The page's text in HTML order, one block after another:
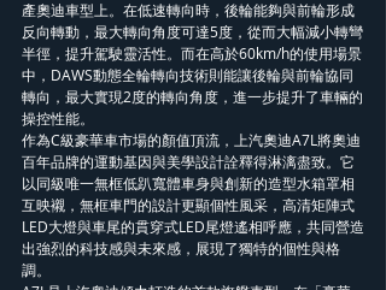
產奧迪車型上。在低速轉向時，後輪能夠與前輪形成
反向轉動，最大轉向角度可達5度，從而大幅減小轉彎
半徑，提升駕駛靈活性。而在高於60km/h的使用場景
中，DAWS動態全輪轉向技術則能讓後輪與前輪協同
轉向，最大實現2度的轉向角度，進一步提升了車輛的
操控性能。
作為C級豪華車市場的顏值頂流，上汽奧迪A7L將奧迪
百年品牌的運動基因與美學設計詮釋得淋漓盡致。它
以同級唯一無框低趴寬體車身與創新的造型水箱罩相
互映襯，無框車門的設計更顯個性風采，高清矩陣式
LED大燈與車尾的貫穿式LED尾燈遙相呼應，共同營造
出強烈的科技感與未來感，展現了獨特的個性與格
調。